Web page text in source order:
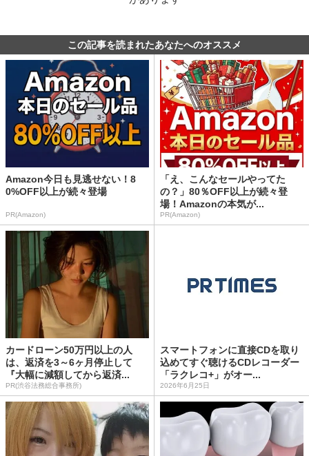
この記事を読まれたあなたへのオススメ
Amazon今日も見逃せない！8
0%OFF以上が続々登場
PR(Amazon)
「え、こんなセールやってた
の？」80％OFF以上が続々登
場！Amazonの本気が...
PR(Amazon)
カードローン50万円以上の人
は、返済を3～6ヶ月停止して
『大幅に減額してから返済...
PR(渋谷法務総合事務所)
スマートフォンに直接CDを取り
込めてすぐ聴けるCDレコーダー
「ラクレコ+」がオー...
2026年6月25日